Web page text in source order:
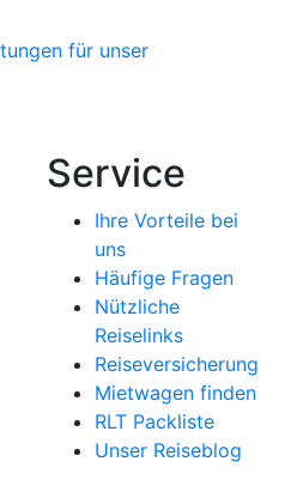
für unser
Service
Ihre Vorteile bei
uns
Häufige Fragen
Nützliche
Reiselinks
Reiseversicherung
Mietwagen finden
RLT Packliste
Unser Reiseblog